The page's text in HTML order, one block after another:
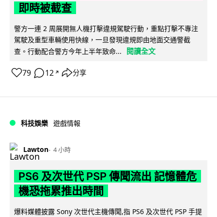
即時被截查
警方一連 2 周展開無人機打擊違規駕駛行動，重點打擊不專注
駕駛及重型車輛使用快線，一旦發現違規即由地面交通警截
查。行動配合警方今年上半年致命...
閱讀全文
79 12 ↗ 分享
科技娛樂 遊戲情報
Lawton 4 小時
PS6 及次世代 PSP 傳聞流出 記憶體危
機恐拖累推出時間
爆料媒體披露 Sony 次世代主機傳聞,指 PS6 及次世代 PSP 手提